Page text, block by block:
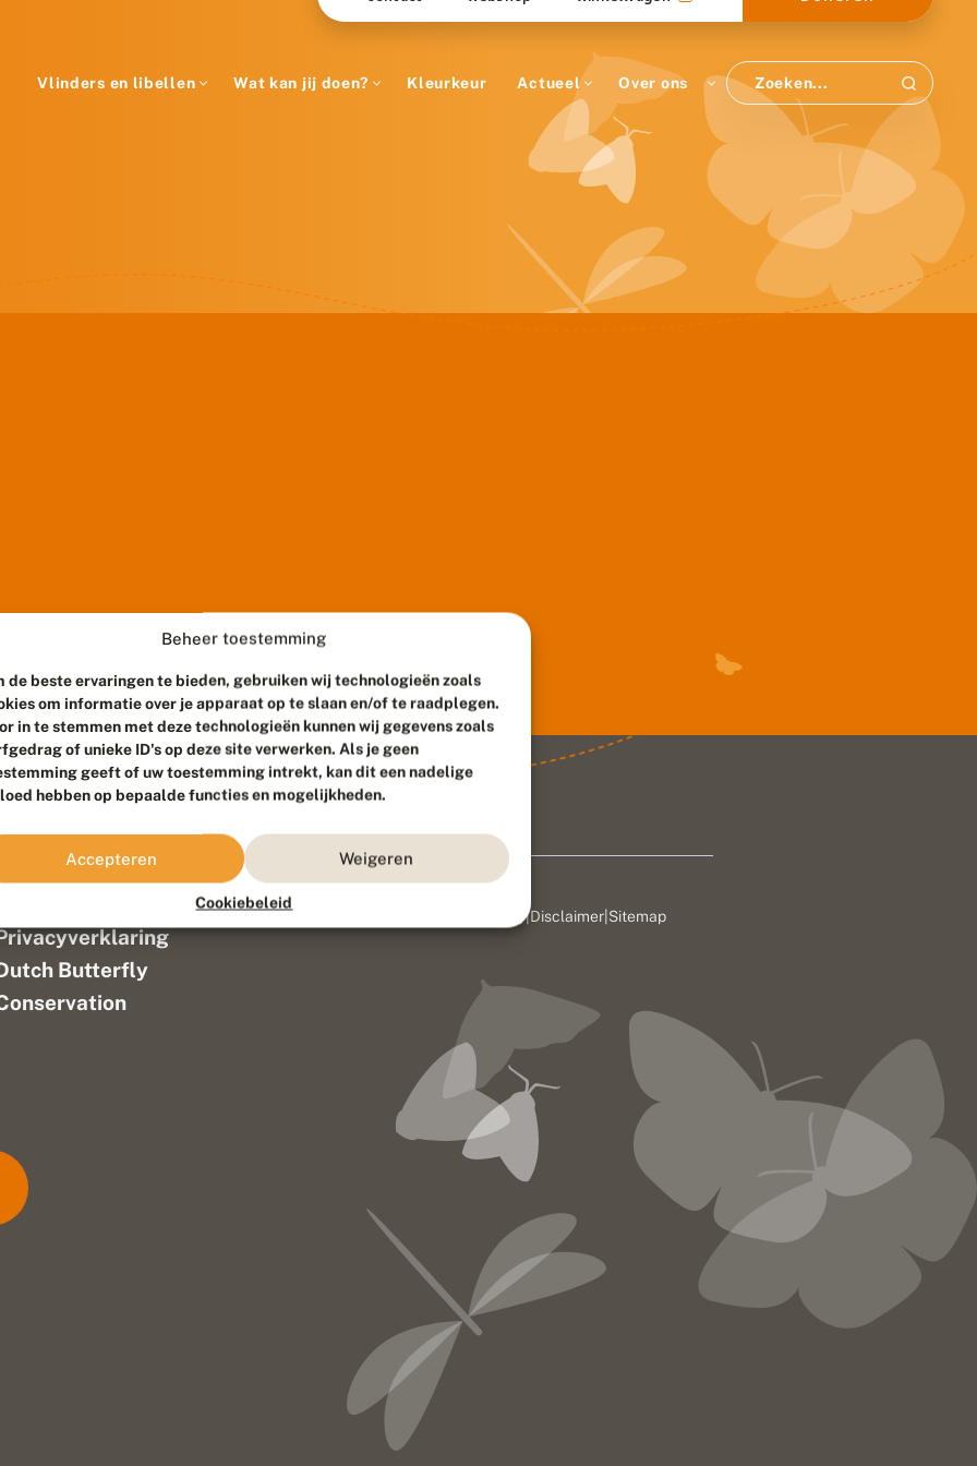
Beheer toestemming
de beste ervaringen te bieden, gebruiken wij technologieën zoals
om informatie over je apparaat op te slaan en/of te raadplegen.
in te stemmen met deze technologieën kunnen wij gegevens zoals
of unieke ID's op deze site verwerken. Als je geen
geeft of uw toestemming intrekt, kan dit een nadelige
hebben op bepaalde functies en mogelijkheden.
Accepteren Weigeren
Cookiebeleid
Vlinders en libellen Wat kan jij doen? Kleurkeur Actueel Over ons
Disclaimer
Butterfly
ontwikkeld door Go2People, ontworpen door Privacy|Disclaimer Sitemap